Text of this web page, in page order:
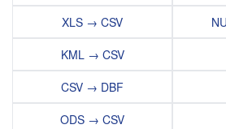
XLS → CSV
KML → CSV
CSV → DBF
ODS → CSV